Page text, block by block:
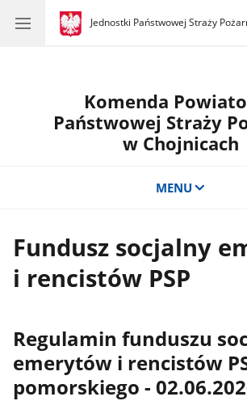
gov.pl
Jednostki Państwowej Straży
gov.pl
Jednostki
Komenda
Państwowej Straży
w Chojnicach
MENU
Fundusz socjalny
i rencistów PSP
Regulamin funduszu
emerytów i rencistów
pomorskiego -